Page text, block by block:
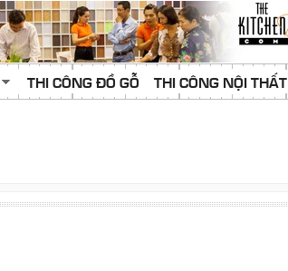
THI CÔNG ĐỒ GỖ THI CÔNG NỘI THẤT